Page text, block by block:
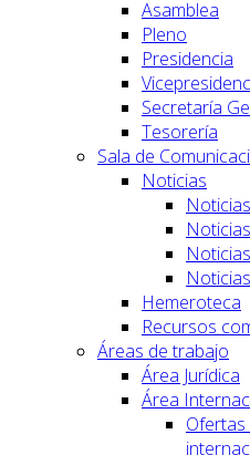
Asamblea
Pleno
Presidencia
Secretaría
Tesorería
Sala de
Noticias
Hemeroteca
Recursos
Áreas de trabajo
Área Jurídica
Área